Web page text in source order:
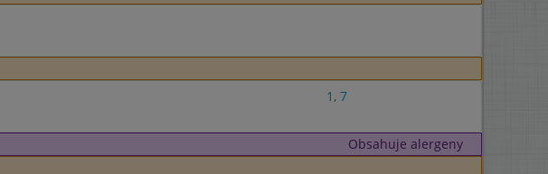
1 , 7
Obsahuje alergeny